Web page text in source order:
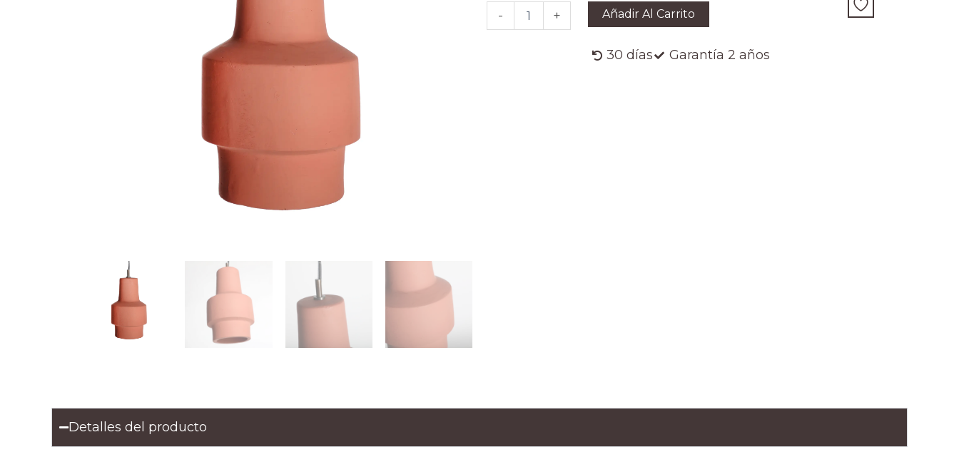
-
SWAHILI
cantidad
+ Añadir Al Carrito
30 días Garantía 2 años
Detalles del producto